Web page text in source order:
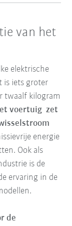
van het
elektrische
is iets groter
twaalf kilogram
voertuig zet
energie
Ook als
is de
ervaring in de
de